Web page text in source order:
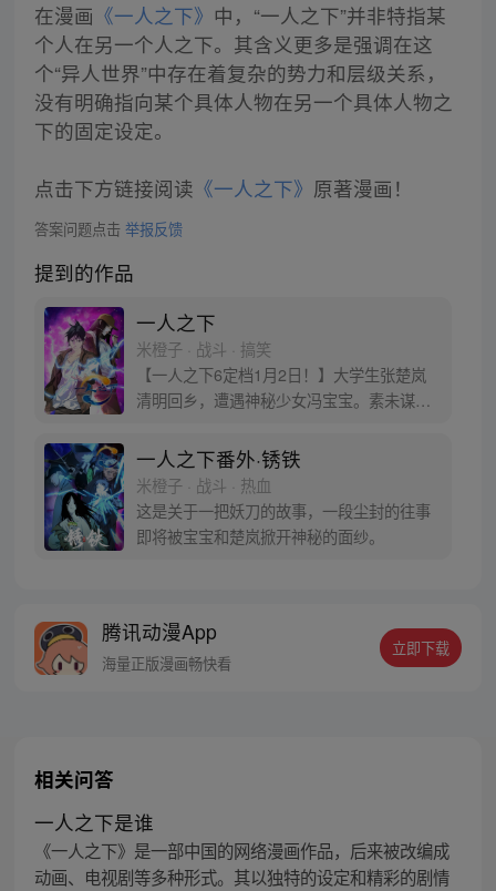
在漫画 《一人之下》 中，“一人之下”并非特指某
个人在另一个人之下。其含义更多是强调在这
个“异人世界”中存在着复杂的势力和层级关系，
没有明确指向某个具体人物在另一个具体人物之
下的固定设定。
点击下方链接阅读 《一人之下》 原著漫画！
答案问题点击 举报反馈
提到的作品
一人之下
米橙子 · 战斗 · 搞笑
【一人之下6定档1月2日！】大学生张楚岚
清明回乡，遭遇神秘少女冯宝宝。素未谋面
自己打工的快递公司。为了帮冯宝宝寻找她
的身世，也为了查清自己与爷爷身上的秘
密，张楚岚的生活被彻底颠覆，与冯宝宝一
同踏上“异人”之旅。
一人之下番外·锈铁
米橙子 · 战斗 · 热血
这是关于一把妖刀的故事，一段尘封的往事
即将被宝宝和楚岚掀开神秘的面纱。
腾讯动漫App
海量正版漫画畅快看
立即下载
相关问答
一人之下是谁
《一人之下》是一部中国的网络漫画作品，后来被改编成
动画、电视剧等多种形式。其以独特的设定和精彩的剧情